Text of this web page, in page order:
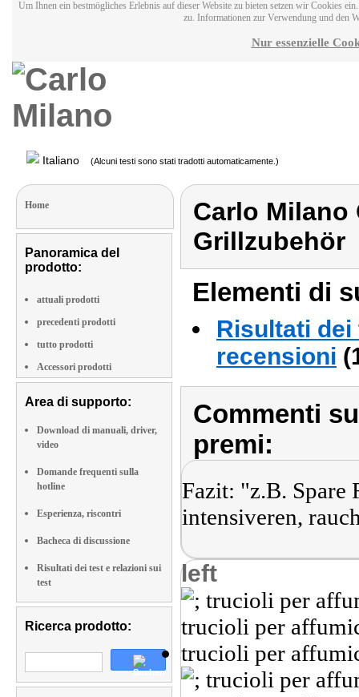
Um Ihnen ein bestmögliches Erlebnis auf dieser Website zu bieten setzen wir Cookies
zu. Informationen zur Verwendung und den
Nur essenzielle
Italiano (Alcuni testi sono stati tradotti automaticamente.)
Home
Panoramica del
prodotto:
attuali prodotti
precedenti prodotti
tutto prodotti
Accessori prodotti
Area di supporto:
Download di manuali, driver,
video
Domande frequenti sulla
hotline
Esperienza, riscontri
Bacheca di discussione
Risultati dei test e relazioni sui
test
Ricerca prodotto:
Carlo
Grillzubehör
Elementi di
Risultati
recensioni
Commenti
premi:
Fazit: "z.B. Spare
intensiveren,
left